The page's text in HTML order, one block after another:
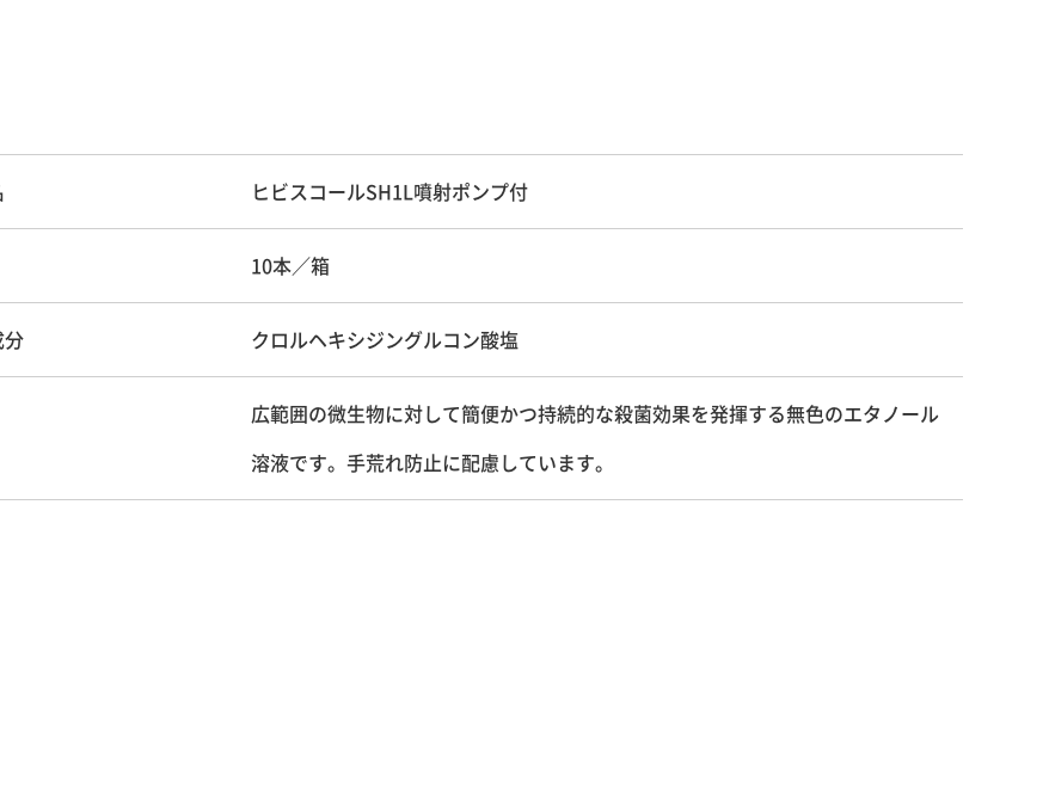
ヒビスコールSH1L噴射ポンプ付
10本／箱
クロルヘキシジングルコン酸塩
広範囲の微生物に対して簡便かつ持続的な殺菌効果を発揮する無色のエタノール
溶液です。手荒れ防止に配慮しています。